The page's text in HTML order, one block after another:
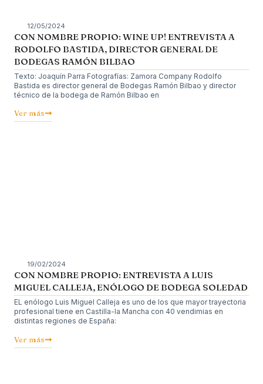
12/05/2024
CON NOMBRE PROPIO: WINE UP! ENTREVISTA A
RODOLFO BASTIDA, DIRECTOR GENERAL DE
BODEGAS RAMÓN BILBAO
Texto: Joaquín Parra Fotografías: Zamora Company Rodolfo
Bastida es director general de Bodegas Ramón Bilbao y director
técnico de la bodega de Ramón Bilbao en
Ver más
19/02/2024
CON NOMBRE PROPIO: ENTREVISTA A LUIS
MIGUEL CALLEJA, ENÓLOGO DE BODEGA SOLEDAD
EL enólogo Luis Miguel Calleja es uno de los que mayor trayectoria
profesional tiene en Castilla-la Mancha con 40 vendimias en
distintas regiones de España:
Ver más